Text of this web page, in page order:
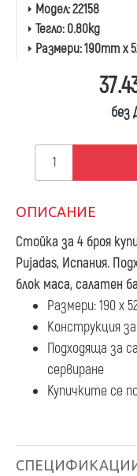
без
Модел:22158
Тегло:0.80kg
Размери:190mm x
ОПИСАНИЕ
Стойка за 4 броя
Pujadas, Испания.
блок маса, салатен
Размери: 190 х
Конструкция
Подходяща за
сервиране
Купичките се